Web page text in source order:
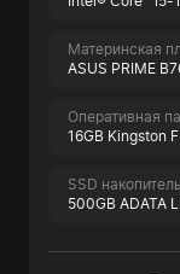
Материнская
ASUS PRIME
Оперативная
16GB Kingston
SSD накопитель
500GB ADATA